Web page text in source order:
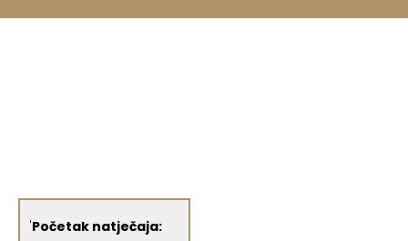
'Početak natječaja: